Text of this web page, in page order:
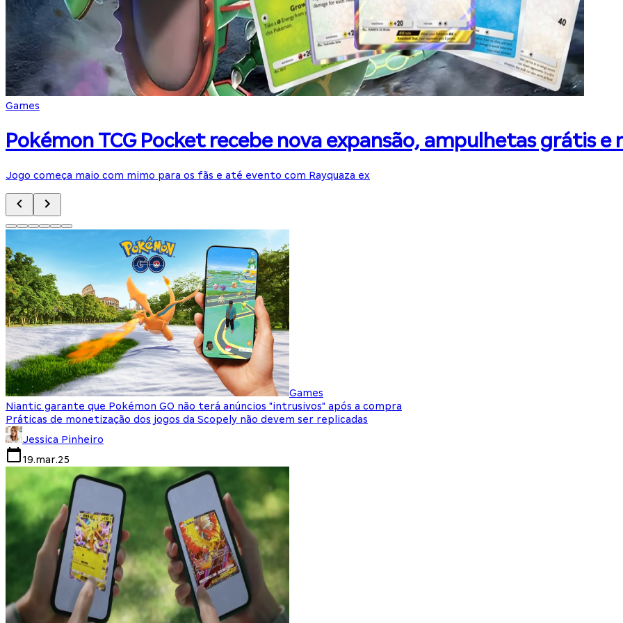
Games
Pokémon TCG Pocket recebe nova expansão, ampulhetas grátis e
Jogo começa maio com mimo para os fãs e até evento com Rayquaza ex
Games
Niantic garante que Pokémon GO não terá anúncios "intrusivos" após a compra
Práticas de monetização dos jogos da Scopely não devem ser replicadas
Jessica Pinheiro
19.mar.25